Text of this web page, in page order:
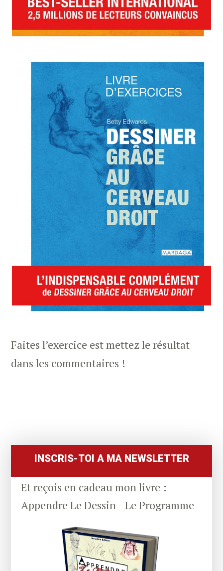
Faites l’exercice est mettez le résultat
dans les commentaires !
Sidebar
INSCRIS-TOI A MA NEWSLETTER
Et reçois en cadeau mon livre :
Appendre Le Dessin - Le Programme